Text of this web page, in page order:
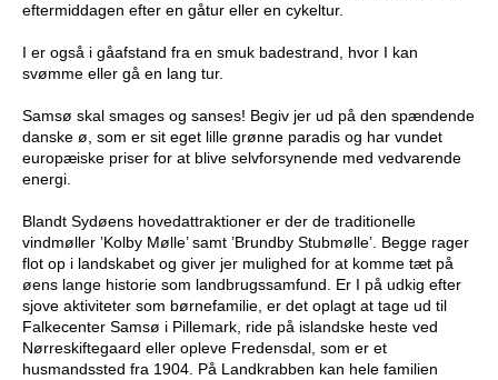
eftermiddagen efter en gåtur eller en cykeltur.
I er også i gåafstand fra en smuk badestrand, hvor I kan
svømme eller gå en lang tur.
Samsø skal smages og sanses! Begiv jer ud på den spændende
danske ø, som er sit eget lille grønne paradis og har vundet
europæiske priser for at blive selvforsynende med vedvarende
energi.
Blandt Sydøens hovedattraktioner er der de traditionelle
vindmøller ’Kolby Mølle’ samt ’Brundby Stubmølle’. Begge rager
flot op i landskabet og giver jer mulighed for at komme tæt på
øens lange historie som landbrugssamfund. Er I på udkig efter
sjove aktiviteter som børnefamilie, er det oplagt at tage ud til
Falkecenter Samsø i Pillemark, ride på islandske heste ved
Nørreskiftegaard eller opleve Fredensdal, som er et
husmandssted fra 1904. På Landkrabben kan hele familien